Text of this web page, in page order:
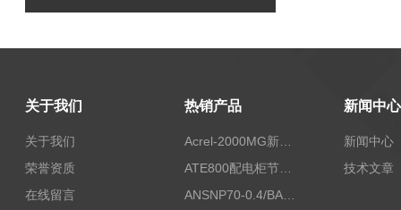
关于我们
关于我们
荣誉资质
在线留言
热销产品
Acrel-2000MG新能源消纳安科瑞微电网能量管理系统
ATE800配电柜节点无线测温/表带捆绑/无源感应取电
ANSNP70-0.4/BANSNP中线安防保护器 治理三相不平衡
新闻中心
新闻中心
技术文章